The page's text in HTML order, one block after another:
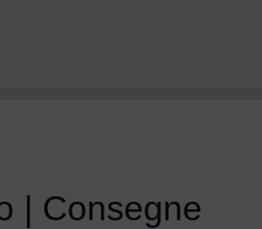
| Consegne